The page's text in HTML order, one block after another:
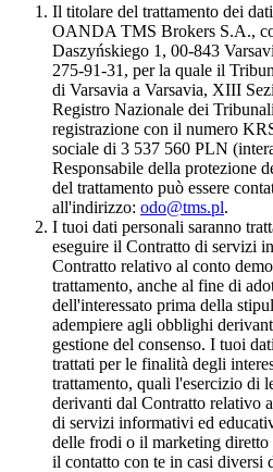
Il titolare del trattamento dei
OANDA TMS Brokers S.A.,
Daszyńskiego 1, 00-843
275-91-31, per la quale il
di Varsavia a Varsavia, XIII
Registro Nazionale dei
registrazione con il numero
sociale di 3 537 560 PLN
Responsabile della protezione
del trattamento può essere
all'indirizzo: odo@tms.pl.
I tuoi dati personali saranno
eseguire il Contratto di servizi
Contratto relativo al conto
trattamento, anche al fine di
dell'interessato prima della
adempiere agli obblighi
gestione del consenso. I tuoi
trattati per le finalità degli
trattamento, quali l'esercizio di
derivanti dal Contratto relativo
di servizi informativi ed
delle frodi o il marketing diretto
il contatto con te in casi diversi